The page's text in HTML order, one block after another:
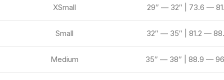
XSmall 29″ — 32″ | 73.6 —
Small 32″ — 35″ | 81.2 —
Medium 35″ — 38″ | 88.9 —